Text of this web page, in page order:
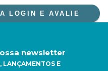
LOGIN E AVALIE
newsletter
LANÇAMENTOS E